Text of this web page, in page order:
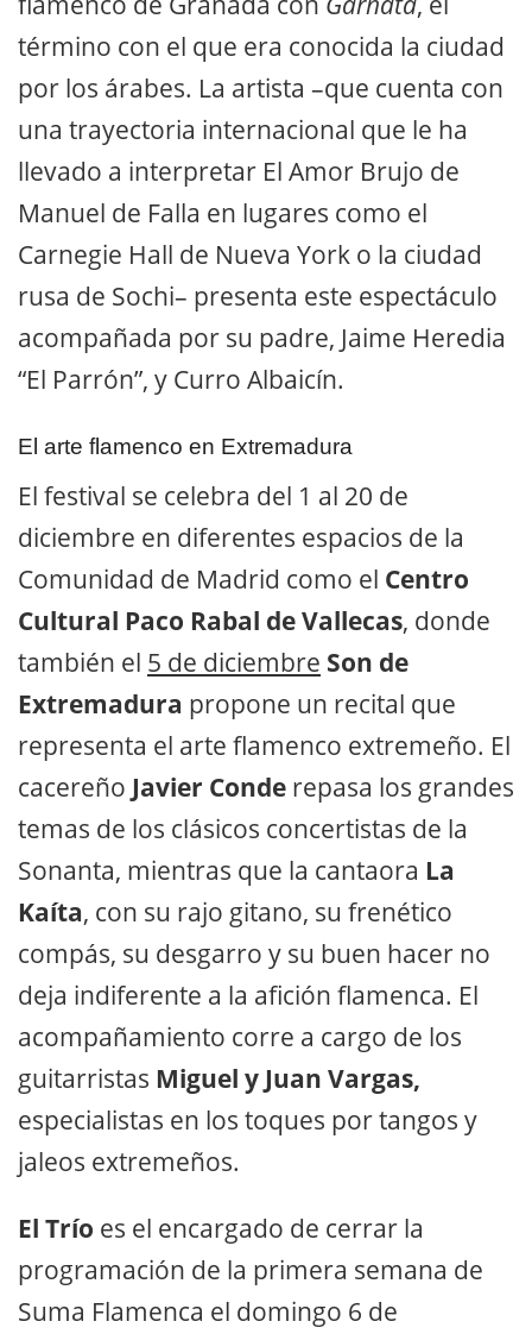
término con el que era conocida la ciudad
por los árabes. La artista –que cuenta con
una trayectoria internacional que le ha
llevado a interpretar El Amor Brujo de
Manuel de Falla en lugares como el
Carnegie Hall de Nueva York o la ciudad
rusa de Sochi– presenta este espectáculo
acompañada por su padre, Jaime Heredia
“El Parrón”, y Curro Albaicín.
El arte flamenco en Extremadura
El festival se celebra del 1 al 20 de
diciembre en diferentes espacios de la
Comunidad de Madrid como el Centro
Cultural Paco Rabal de Vallecas, donde
también el 5 de diciembre Son de
Extremadura propone un recital que
representa el arte flamenco extremeño. El
cacereño Javier Conde repasa los grandes
temas de los clásicos concertistas de la
Sonanta, mientras que la cantaora La
Kaíta, con su rajo gitano, su frenético
compás, su desgarro y su buen hacer no
deja indiferente a la afición flamenca. El
acompañamiento corre a cargo de los
guitarristas Miguel y Juan Vargas,
especialistas en los toques por tangos y
jaleos extremeños.
El Trío es el encargado de cerrar la
programación de la primera semana de
Suma Flamenca el domingo 6 de